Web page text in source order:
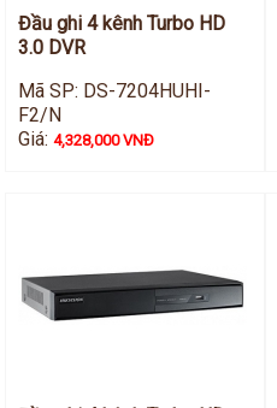
Đầu ghi 4 kênh Turbo HD
3.0 DVR
Mã SP: DS-7204HUHI-
F2/N
Giá:4,328,000 VNĐ